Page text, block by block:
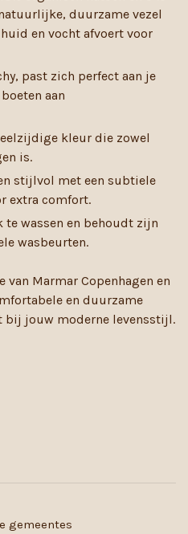
duurzame vezel
en vocht afvoert voor
past zich perfect aan je
aan
kleur die zowel
is.
stijlvol met een subtiele
extra comfort.
te wassen en behoudt zijn
wasbeurten.
van Marmar Copenhagen en
en duurzame
jouw moderne levensstijl.
gemeentes